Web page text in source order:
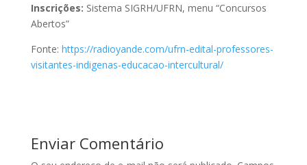
Inscrições: Sistema SIGRH/UFRN, menu “Concursos
Abertos”
Fonte: https://radioyande.com/ufrn-edital-professores-
visitantes-indigenas-educacao-intercultural/
Enviar Comentário